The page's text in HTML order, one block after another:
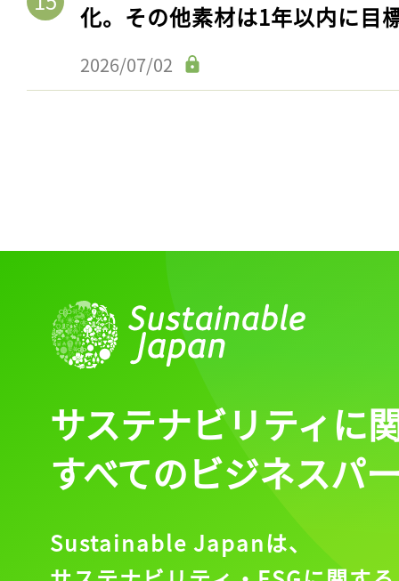
化。その他素材は1年以内に目
2026/07/02
サステナビリティに
すべてのビジネスパ
Sustainable Japanは、